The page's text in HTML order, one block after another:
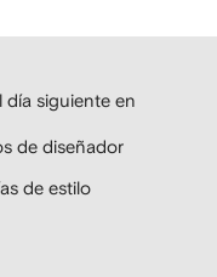
día siguiente en
de diseñador
de estilo